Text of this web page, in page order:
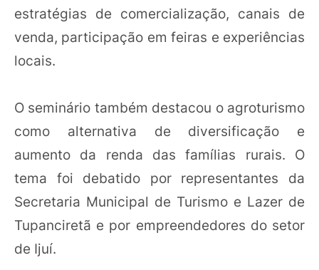
estratégias de comercialização, canais de
venda, participação em feiras e experiências
locais.
O seminário também destacou o agroturismo
como alternativa de diversificação e
aumento da renda das famílias rurais. O
tema foi debatido por representantes da
Secretaria Municipal de Turismo e Lazer de
Tupanciretã e por empreendedores do setor
de Ijuí.